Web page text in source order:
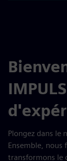
Plongez dans le
Ensemble,
transformons le